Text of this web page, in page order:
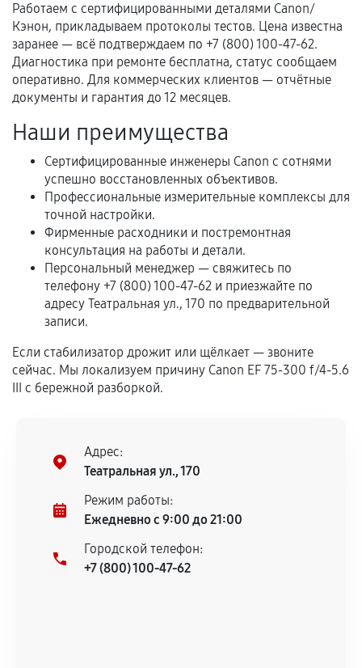
Самостоятельный ремонт или вмешательство
третьих лиц.
Естественный износ деталей, если иное не
предусмотрено отдельно.
срока.
Программные сбои, если это не указано в
отдельных условиях.
Если комплектующие куплены
самостоятельно
Гарантия на выполненные работы может
сохраняться полностью или частично, если
Предоставленные детали подходят по
техническим параметрам и не имеют внешних
центром.
При этом гарантия на сами комплектующие
продавца. За качество сторонних деталей
сервисный центр ответственности не несет.
Работаем с сертифицированными деталями Canon/
Кэнон, прикладываем протоколы тестов. Цена известна
заранее — всё подтверждаем по +7 (800) 100-47-62.
Диагностика при ремонте бесплатна, статус сообщаем
оперативно. Для коммерческих клиентов — отчётные
документы и гарантия до 12 месяцев.
Наши преимущества
Сертифицированные инженеры Canon с сотнями
успешно восстановленных объективов.
Профессиональные измерительные комплексы для
точной настройки.
Фирменные расходники и постремонтная
консультация на работы и детали.
Персональный менеджер — свяжитесь по
телефону +7 (800) 100-47-62 и приезжайте по
адресу Театральная ул., 170 по предварительной
записи.
Если стабилизатор дрожит или щёлкает — звоните
сейчас. Мы локализуем причину Canon EF 75-300 f/4-5.6
III с бережной разборкой.
Адрес:
Театральная ул., 170
Режим работы:
Ежедневно с 9:00 до 21:00
Городской телефон:
+7 (800) 100-47-62